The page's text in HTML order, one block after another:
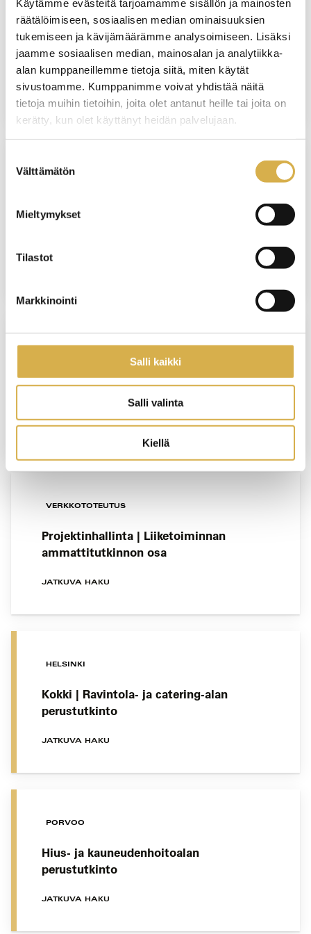
Käytämme evästeitä tarjoamamme sisällön ja mainosten
räätälöimiseen, sosiaalisen median ominaisuuksien
tukemiseen ja kävijämäärämme analysoimiseen. Lisäksi
jaamme sosiaalisen median, mainosalan ja analytiikka-
alan kumppaneillemme tietoja siitä, miten käytät
sivustoamme. Kumppanimme voivat yhdistää näitä
tietoja muihin tietoihin, joita olet antanut heille tai joita on
kerätty, kun olet käyttänyt heidän palvelujaan.
valinta
Välttämätön
Mieltymykset
Tilastot
Markkinointi
Salli kaikki
Salli valinta
Kiellä
Talotekniikan/Kone- ja tuotantotekniikan
osatutkinto | Osatutkinto
JATKUVA HAKU
VERKKOTOTEUTUS
palvelumuotoilu | Liiketoiminnan
PORVOO
Tarjoilija | Ravintola- ja catering-alan
JATKUVA HAKU
VERKKOTOTEUTUS
Projektinhallinta | Liiketoiminnan
ammattitutkinnon osa
JATKUVA HAKU
HELSINKI
Kokki | Ravintola- ja catering-alan
perustutkinto
JATKUVA HAKU
PORVOO
Hius- ja kauneudenhoitoalan
perustutkinto
JATKUVA HAKU